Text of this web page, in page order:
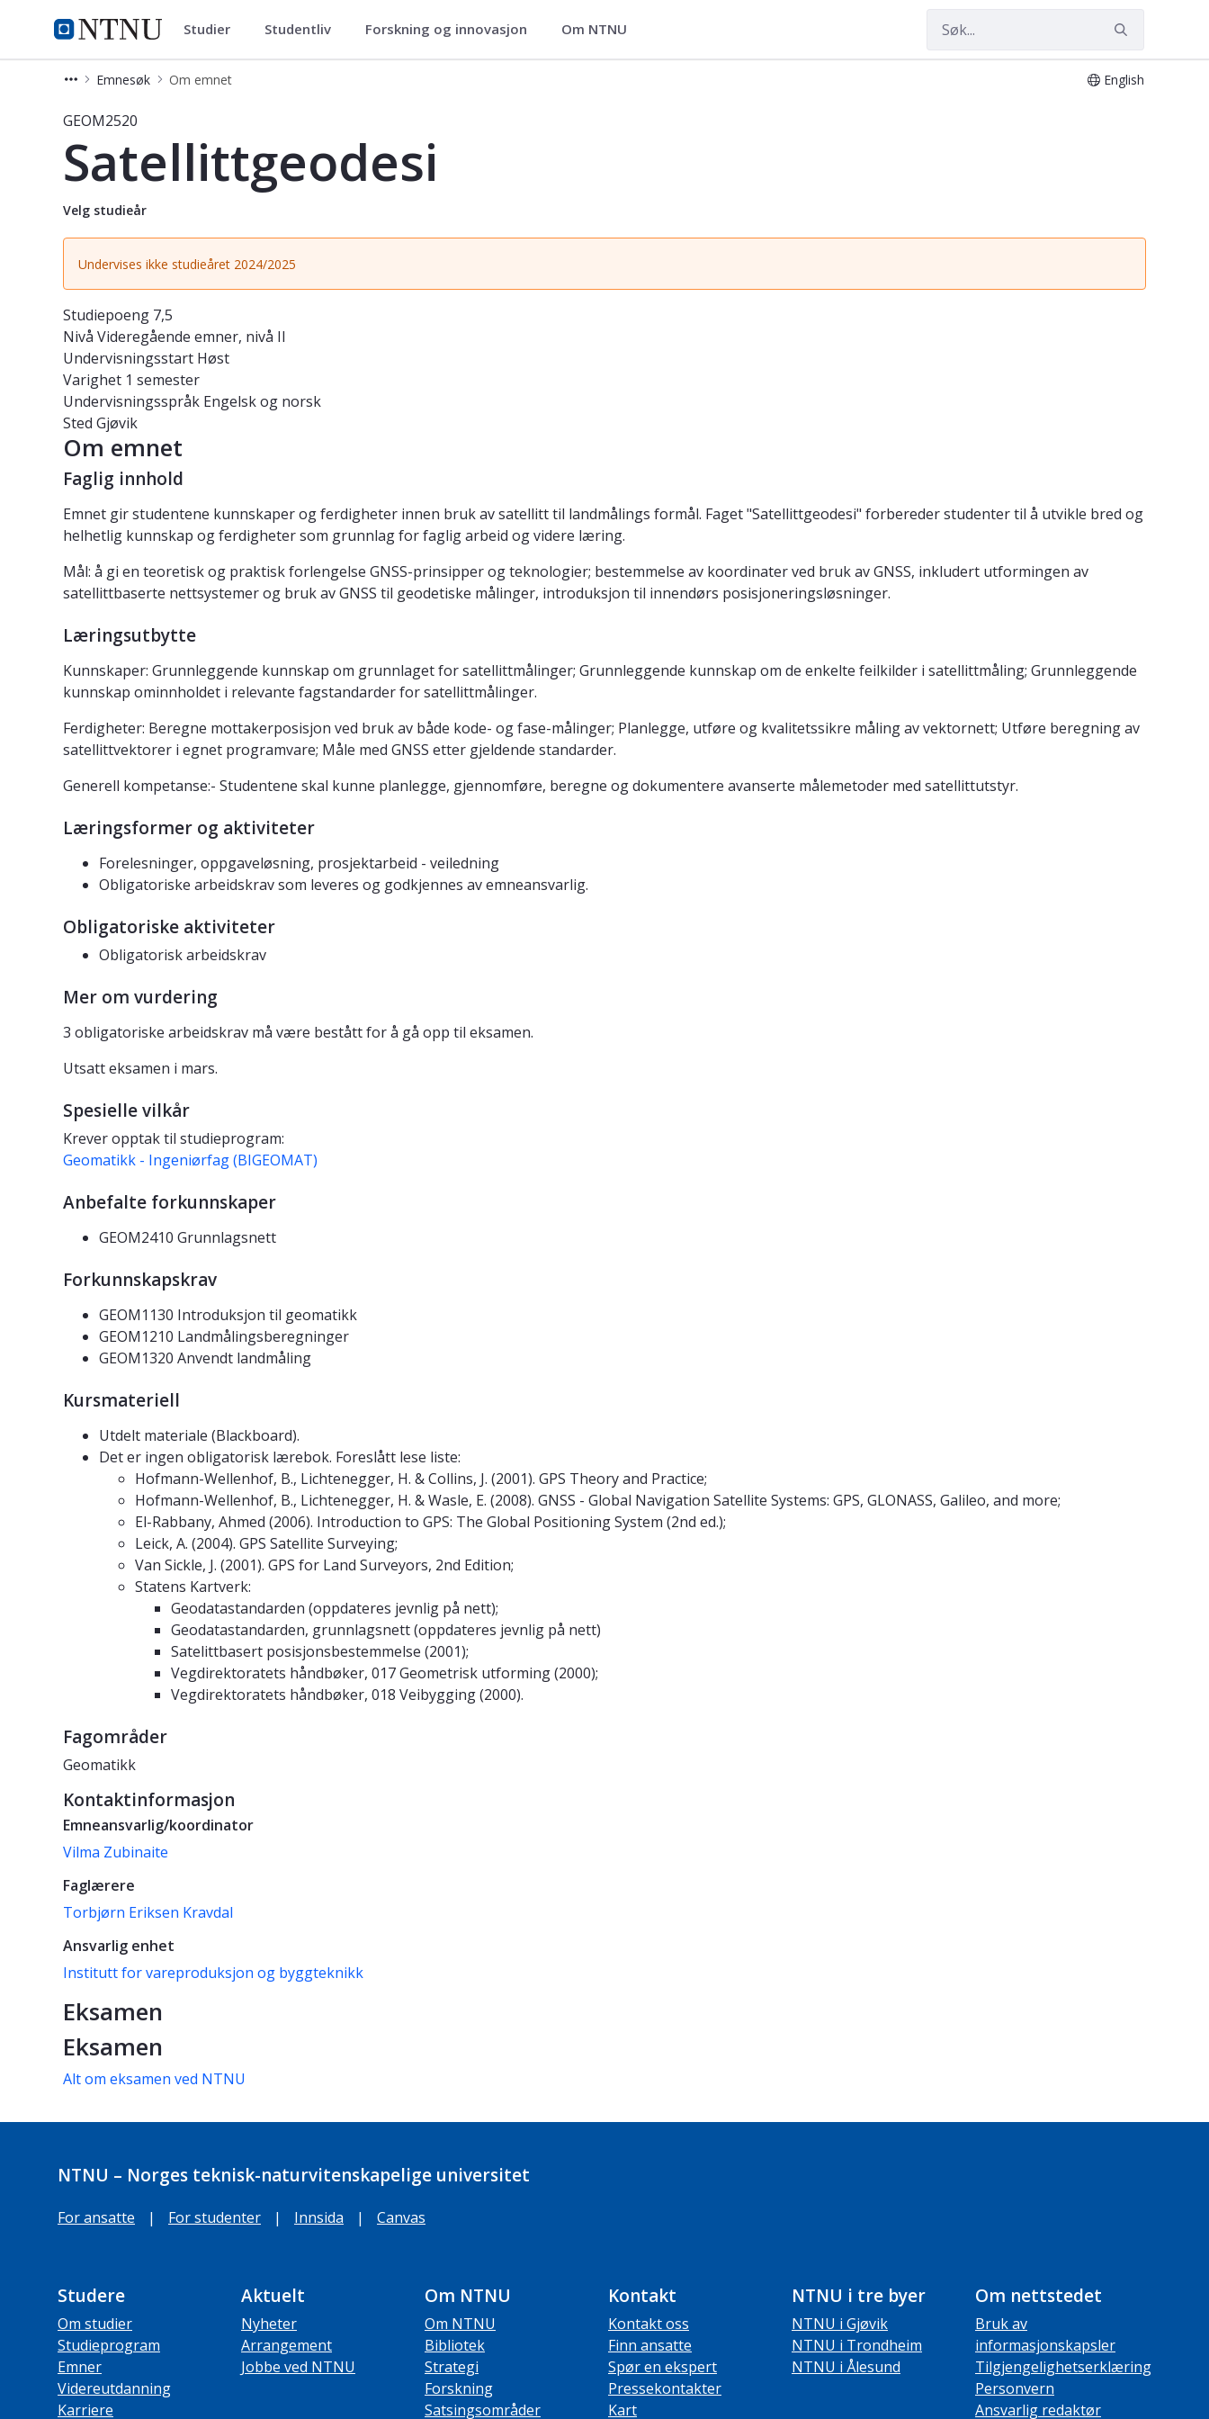
NTNU Hjemmeside
Studier Studier Studentliv Forskning og innovasjon Om NTNU
Emnesøk Om emnet English
Emne - Satellittgeodesi - GEOM2520
GEOM2520
Satellittgeodesi
Velg studieår
Undervises ikke studieåret 2024/2025
Studiepoeng 7,5
Nivå Videregående emner, nivå II
Undervisningsstart Høst
Varighet 1 semester
Undervisningsspråk Engelsk og norsk
Sted Gjøvik
Om emnet
Faglig innhold
Emnet gir studentene kunnskaper og ferdigheter innen bruk av satellitt til landmålings formål. Faget "Satellittgeodesi" forbereder studenter til å utvikle bred og
helhetlig kunnskap og ferdigheter som grunnlag for faglig arbeid og videre læring.
Mål: å gi en teoretisk og praktisk forlengelse GNSS-prinsipper og teknologier; bestemmelse av koordinater ved bruk av GNSS, inkludert utformingen av
satellittbaserte nettsystemer og bruk av GNSS til geodetiske målinger, introduksjon til innendørs posisjoneringsløsninger.
Læringsutbytte
Kunnskaper: Grunnleggende kunnskap om grunnlaget for satellittmålinger; Grunnleggende kunnskap om de enkelte feilkilder i satellittmåling; Grunnleggende
kunnskap ominnholdet i relevante fagstandarder for satellittmålinger.
Ferdigheter: Beregne mottakerposisjon ved bruk av både kode- og fase-målinger; Planlegge, utføre og kvalitetssikre måling av vektornett; Utføre beregning av
satellittvektorer i egnet programvare; Måle med GNSS etter gjeldende standarder.
Generell kompetanse:- Studentene skal kunne planlegge, gjennomføre, beregne og dokumentere avanserte målemetoder med satellittutstyr.
Læringsformer og aktiviteter
Forelesninger, oppgaveløsning, prosjektarbeid - veiledning
Obligatoriske arbeidskrav som leveres og godkjennes av emneansvarlig.
Obligatoriske aktiviteter
Obligatorisk arbeidskrav
Mer om vurdering
3 obligatoriske arbeidskrav må være bestått for å gå opp til eksamen.
Utsatt eksamen i mars.
Spesielle vilkår
Krever opptak til studieprogram:
Geomatikk - Ingeniørfag (BIGEOMAT)
Anbefalte forkunnskaper
GEOM2410 Grunnlagsnett
Forkunnskapskrav
GEOM1130 Introduksjon til geomatikk
GEOM1210 Landmålingsberegninger
GEOM1320 Anvendt landmåling
Kursmateriell
Utdelt materiale (Blackboard).
Det er ingen obligatorisk lærebok. Foreslått lese liste:
Hofmann-Wellenhof, B., Lichtenegger, H. & Collins, J. (2001). GPS Theory and Practice;
Hofmann-Wellenhof, B., Lichtenegger, H. & Wasle, E. (2008). GNSS - Global Navigation Satellite Systems: GPS, GLONASS, Galileo, and more;
El-Rabbany, Ahmed (2006). Introduction to GPS: The Global Positioning System (2nd ed.);
Leick, A. (2004). GPS Satellite Surveying;
Van Sickle, J. (2001). GPS for Land Surveyors, 2nd Edition;
Statens Kartverk:
Geodatastandarden (oppdateres jevnlig på nett);
Geodatastandarden, grunnlagsnett (oppdateres jevnlig på nett)
Satelittbasert posisjonsbestemmelse (2001);
Vegdirektoratets håndbøker, 017 Geometrisk utforming (2000);
Vegdirektoratets håndbøker, 018 Veibygging (2000).
Fagområder
Geomatikk
Kontaktinformasjon
Emneansvarlig/koordinator
Vilma Zubinaite
Faglærere
Torbjørn Eriksen Kravdal
Ansvarlig enhet
Institutt for vareproduksjon og byggteknikk
Eksamen
Eksamen
Alt om eksamen ved NTNU
NTNU – Norges teknisk-naturvitenskapelige universitet
For ansatte | For studenter | Innsida | Canvas
Studere
Om studier
Studieprogram
Emner
Videreutdanning
Karriere
Aktuelt
Nyheter
Arrangement
Jobbe ved NTNU
Om NTNU
Om NTNU
Bibliotek
Strategi
Forskning
Satsingsområder
Kontakt
Kontakt oss
Finn ansatte
Spør en ekspert
Pressekontakter
Kart
NTNU i tre byer
NTNU i Gjøvik
NTNU i Trondheim
NTNU i Ålesund
Om nettstedet
Bruk av
informasjonskapsler
Tilgjengelighetserklæring
Personvern
Ansvarlig redaktør